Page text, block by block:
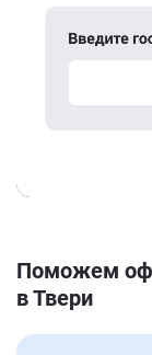
Поможем
в Твери